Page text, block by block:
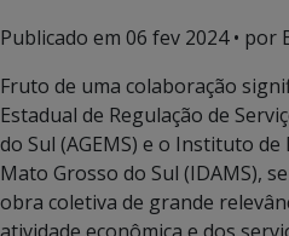
Publicado em 06 fev 2024• por
Fruto de uma colaboração
Estadual de Regulação de
do Sul (AGEMS) e o Instituto
Mato Grosso do Sul (IDAMS),
obra coletiva de grande